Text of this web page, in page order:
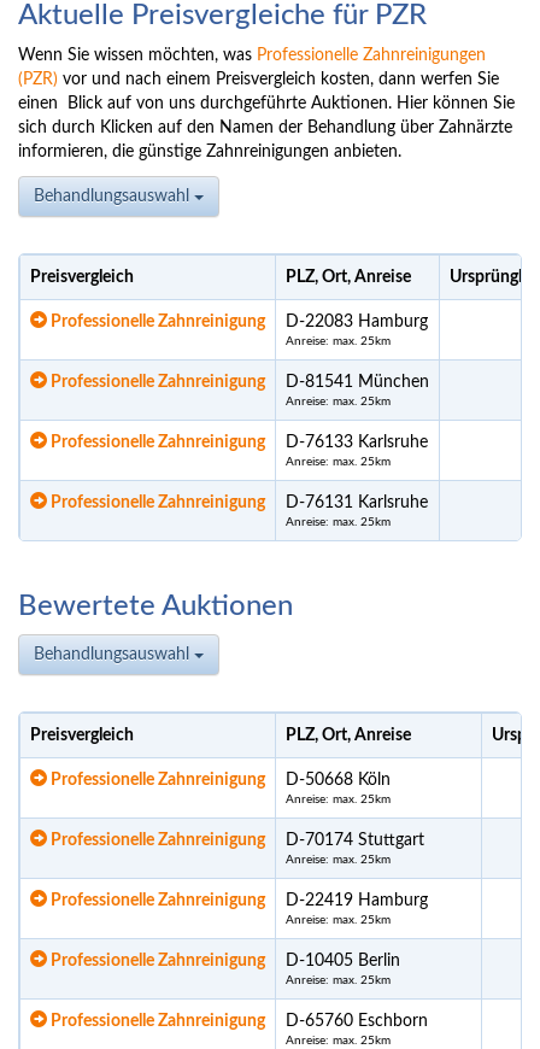
Aktuelle Preisvergleiche für PZR
Wenn Sie wissen möchten, was Professionelle Zahnreinigungen
(PZR) vor und nach einem Preisvergleich kosten, dann werfen Sie
einen Blick auf von uns durchgeführte Auktionen. Hier können Sie
sich durch Klicken auf den Namen der Behandlung über Zahnärzte
informieren, die günstige Zahnreinigungen anbieten.
Behandlungsauswahl
Preisvergleich PLZ, Ort, Anreise
Professionelle Zahnreinigung D-22083 Hamburg
Anreise: max. 25km
Professionelle Zahnreinigung D-81541 München
Anreise: max. 25km
Professionelle Zahnreinigung D-76133 Karlsruhe
Anreise: max. 25km
Professionelle Zahnreinigung D-76131 Karlsruhe
Anreise: max. 25km
Bewertete Auktionen
Behandlungsauswahl
Preisvergleich PLZ, Ort, Anreise
Professionelle Zahnreinigung D-50668 Köln
Anreise: max. 25km
Professionelle Zahnreinigung D-70174 Stuttgart
Anreise: max. 25km
Professionelle Zahnreinigung D-22419 Hamburg
Anreise: max. 25km
Professionelle Zahnreinigung D-10405 Berlin
Anreise: max. 25km
Professionelle Zahnreinigung D-65760 Eschborn
Anreise: max. 25km